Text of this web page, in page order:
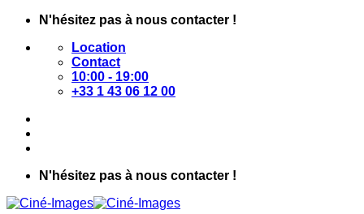
Passer
contenu
N'hésitez pas à nous contacter !
Location
Contact
10:00 - 19:00
+33 1 43 06 12 00
N'hésitez pas à nous contacter !